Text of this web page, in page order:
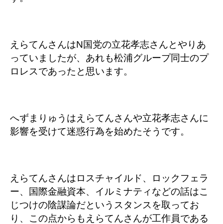
えらてんさんはN国党の立花孝志さんとやりあ
っていましたが、あれも松浦グループ同士のプ
ロレスであったと思います。
へずまりゅうはえらてんさんや立花孝志さんに
影響を受けて迷惑行為を始めたそうです。
えらてんさんはロスチャイルド、ロックフェラ
ー、国際金融資本、イルミナティなどの話はこ
じつけの陰謀論だというスタンスを取ってお
り、この点からもえらてんさんが工作員である